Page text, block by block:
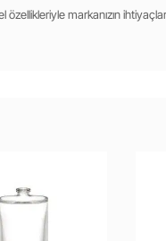
özellikleriyle markanızın